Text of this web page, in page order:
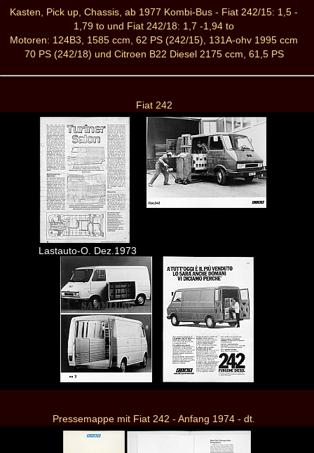
Kasten, Pick up, Chassis, ab 1977 Kombi-Bus - Fiat 242/15: 1,5 -
1,79 to und Fiat 242/18: 1,7 -1,94 to
Motoren: 124B3, 1585 ccm, 62 PS (242/15), 131A-ohv 1995 ccm
70 PS (242/18) und Citroen B22 Diesel 2175 ccm, 61,5 PS
Fiat 242
Lastauto-O. Dez.1973
Pressemappe mit Fiat 242 - Anfang 1974 - dt.